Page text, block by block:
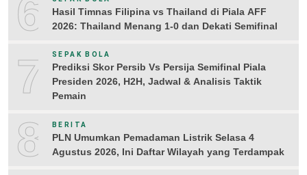
6
Hasil Timnas Filipina vs Thailand di Piala AFF
2026: Thailand Menang 1-0 dan Dekati Semifinal
7 SEPAK BOLA
Prediksi Skor Persib Vs Persija Semifinal Piala
Presiden 2026, H2H, Jadwal & Analisis Taktik
Pemain
8 BERITA
PLN Umumkan Pemadaman Listrik Selasa 4
Agustus 2026, Ini Daftar Wilayah yang Terdampak